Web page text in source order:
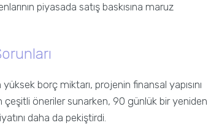
piyasada satış baskısına maruz
borç miktarı, projenin finansal yapısını
çeşitli öneriler sunarken, 90 günlük bir yeniden
daha da pekiştirdi.